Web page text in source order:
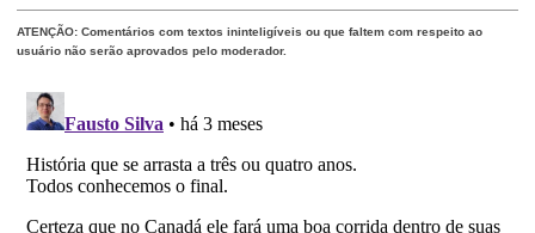
ATENÇÃO: Comentários com textos ininteligíveis ou que faltem com respeito ao
usuário não serão aprovados pelo moderador.